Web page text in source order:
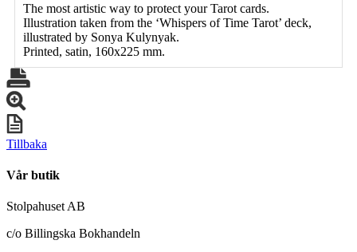
The most artistic way to protect your Tarot cards.
Illustration taken from the ‘Whispers of Time Tarot’ deck,
illustrated by Sonya Kulynyak.
Printed, satin, 160x225 mm.
Tillbaka
Vår butik
Stolpahuset AB
c/o Billingska Bokhandeln